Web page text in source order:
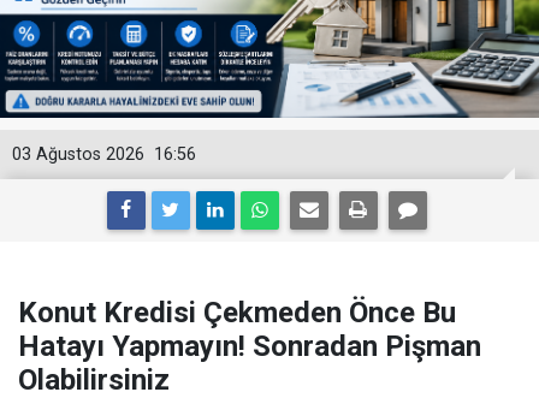
16:56
03 Ağustos 2026
Konut Kredisi Çekmeden Önce Bu
Hatayı Yapmayın! Sonradan Pişman
Olabilirsiniz